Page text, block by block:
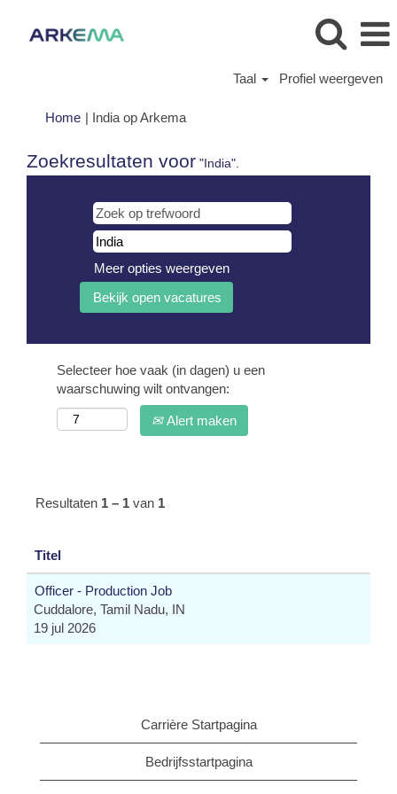
Taal Profiel weergeven
Home | India op Arkema(huidige
Zoekresultaten voor "India".
Meer opties weergeven
Selecteer hoe vaak (in dagen) u een
waarschuwing wilt ontvangen:
Alert maken
Resultaten 1 – 1 van 1
Titel
Officer - Production Job
Cuddalore, Tamil Nadu, IN
19 jul 2026
Carrière Startpagina
Bedrijfsstartpagina